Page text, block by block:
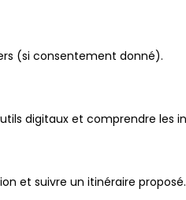
(si consentement donné).
digitaux et comprendre les
et suivre un itinéraire proposé.